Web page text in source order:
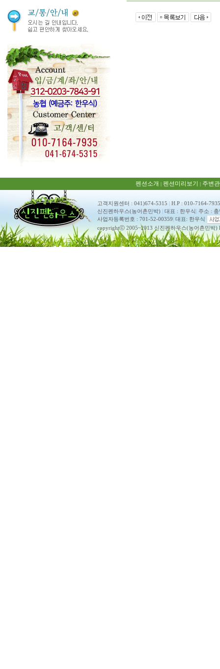
펜션소개 | 펜션미리보기 | 주변
고객지원센터 : 041)674-5315 | H.P : 010-7164-7935
신진펜하우스(농어촌민박) | 대표 : 한우식| 주소 :
사업자등록번호 : 701-52-00359 대표: 한우식
copyrightⓒ 2005~2013 신진펜하우스(농어촌민박)